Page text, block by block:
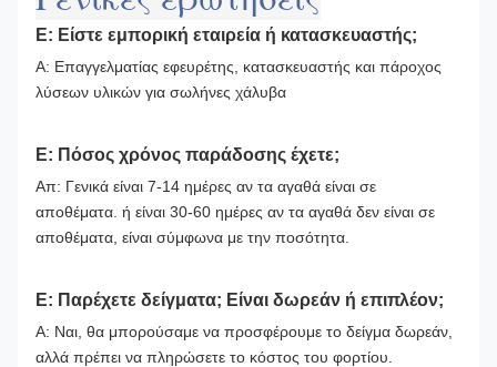
Ε: Είστε εμπορική εταιρεία ή κατασκευαστής;
Α: Επαγγελματίας εφευρέτης, κατασκευαστής και πάροχος
λύσεων υλικών για σωλήνες χάλυβα
Ε: Πόσος χρόνος παράδοσης έχετε;
Απ: Γενικά είναι 7-14 ημέρες αν τα αγαθά είναι σε
αποθέματα. ή είναι 30-60 ημέρες αν τα αγαθά δεν είναι σε
αποθέματα, είναι σύμφωνα με την ποσότητα.
Ε: Παρέχετε δείγματα; Είναι δωρεάν ή επιπλέον;
Α: Ναι, θα μπορούσαμε να προσφέρουμε το δείγμα δωρεάν,
αλλά πρέπει να πληρώσετε το κόστος του φορτίου.